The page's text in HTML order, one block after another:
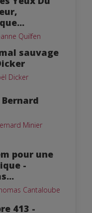
Quilfen
sauvage
Dicker
Minier
pour une
-
Cantaloube
413 -